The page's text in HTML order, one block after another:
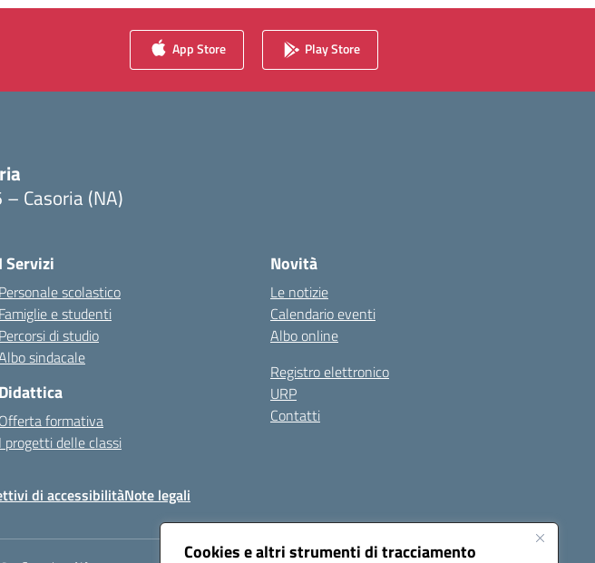
Cookies e altri strumenti di tracciamento
App Store Play Store
Casoria (NA)
I Servizi
Personale scolastico
Famiglie e studenti
Percorsi di studio
sindacale
Didattica
Offerta formativa
I progetti delle classi
Novità
Le notizie
Calendario eventi
Albo online
Registro elettronico
URP
Contatti
di accessibilitàNote legali